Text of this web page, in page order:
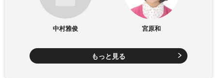
中村雅俊 宮原和
もっと見る